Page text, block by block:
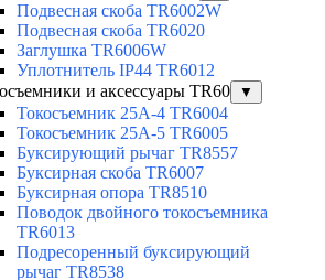
Подвесная скоба TR6002W
Подвесная скоба TR6020
Заглушка TR6006W
Уплотнитель IP44 TR6012
и аксессуары TR60
▼
Токосъемник 25А-4 TR6004
Токосъемник 25А-5 TR6005
Буксирующий рычаг TR8557
Буксирная скоба TR6007
Буксирная опора TR8510
Поводок двойного токосъемника
TR6013
Подресоренный буксирующий
рычаг TR8538